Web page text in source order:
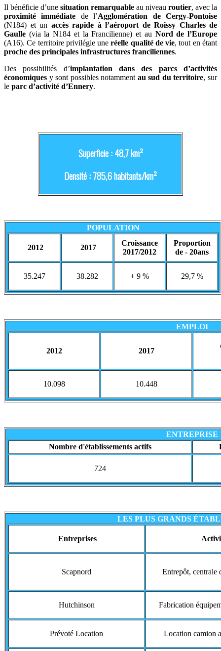
Il bénéficie d’une situation remarquable au niveau routier, avec la
proximité immédiate de l’Agglomération de Cergy-Pontoise
(N184) et un accès rapide à l’aéroport de Roissy Charles de
Gaulle (via la N184 et la Francilienne) et au Nord de l’Europe
(A16). Ce territoire privilégie uneréelle qualité de vie, tout en étant
proche des principales infrastructures franciliennes.
Des possibilités d’implantation dans des parcs d’activités
économiques y sont possibles notamment au sud du territoire, sur
le parc d’activité d’Ennery.
Superficie : 48,7 km²
Densité : 785,6 habitants/km²
POPULATION
2012 2017
Croissance
2017/2012
Proportion
de - 20ans
35.247 38.282 + 9 % 29,7 %
EMPLOI
2012 2017
10.098 10.448
ENTREPRISE
Nombre d'établissements actifs
724
LES PLUS GRANDS
Entreprises
Scapnord Entrepôt, centrale
Hutchinson Fabrication
Prévoté Location Location camion